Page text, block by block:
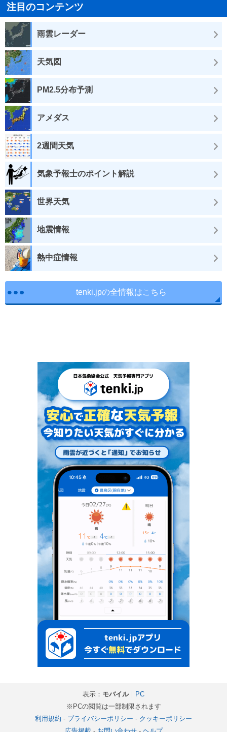
注目のコンテンツ
雨雲レーダー
天気図
PM2.5分布予測
アメダス
2週間天気
気象予報士のポイント解説
世界天気
地震情報
熱中症情報
tenki.jpの全情報はこちら
表示： モバイル｜ PC
※PCの閲覧は一部制限されます
利用規約 - プライバシーポリシー - クッキーポリシー